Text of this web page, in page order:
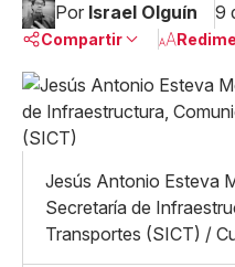
Por Israel Olguín 9
Compartir
Linkedin
Facebook
X
Whatsapp
Copiar enlace
Jesús Antonio Esteva
Secretaría de
Transportes (SICT) /